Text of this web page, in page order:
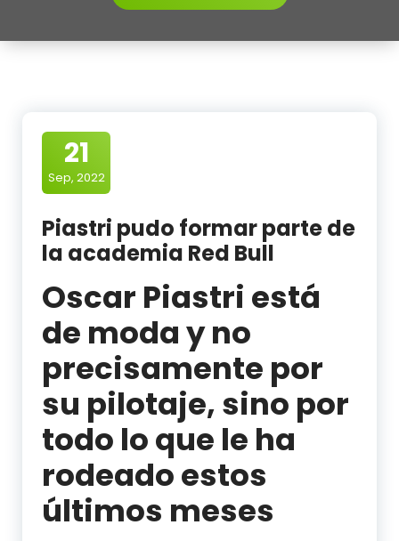
21
Sep, 2022
Piastri pudo formar parte de
la academia Red Bull
Oscar Piastri está
de moda y no
precisamente por
su pilotaje, sino por
todo lo que le ha
rodeado estos
últimos meses